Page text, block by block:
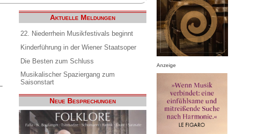
Aktuelle Meldungen
22. Niederrhein Musikfestivals beginnt
Kinderführung in der Wiener Staatsoper
Die Besten zum Schluss
Musikalischer Spaziergang zum
Saisonstart
Neue Besprechungen
Anzeige